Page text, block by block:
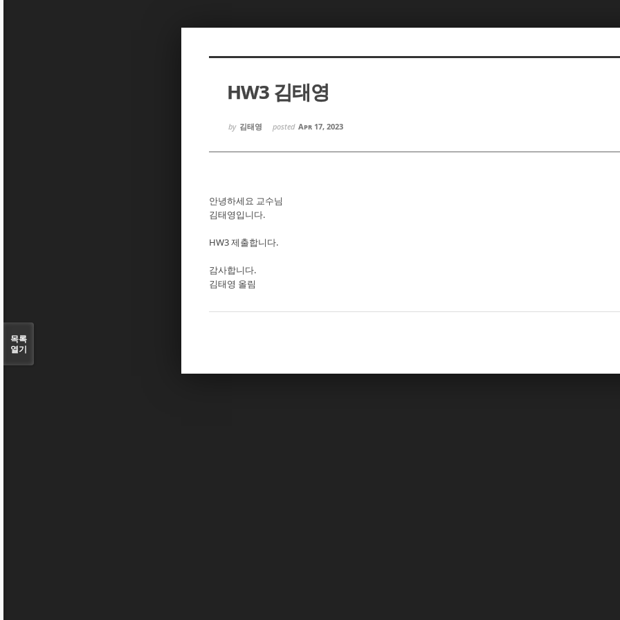
HW3 김태영
by 김태영 posted Apr 17, 2023
안녕하세요 교수님
김태영입니다.
HW3 제출합니다.
감사합니다.
김태영 올림
목록
열기
Sketchbook5, 스케치북5
Sketchbook5, 스케치북5
Sketchbook5, 스케치북5
Sketchbook5, 스케치북5